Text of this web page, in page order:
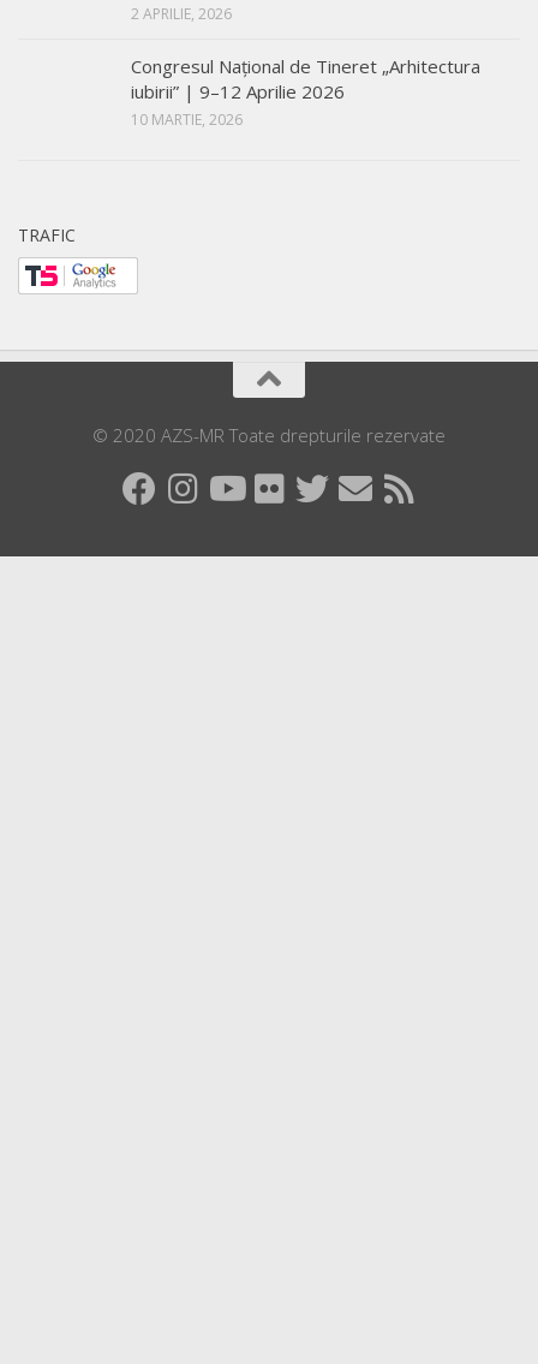
2 APRILIE, 2026
Congresul Național de Tineret „Arhitectura
iubirii” | 9–12 Aprilie 2026
10 MARTIE, 2026
TRAFIC
© 2020 AZS-MR Toate drepturile rezervate